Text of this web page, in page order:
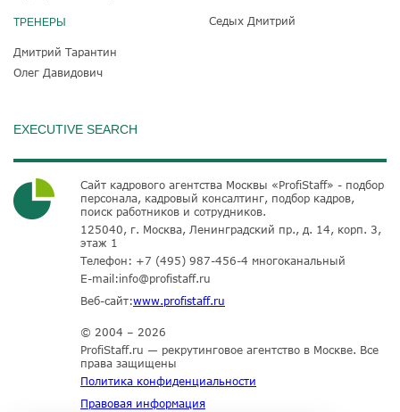
ТРЕНЕРЫ
Дмитрий Тарантин
Олег Давидович
Седых Дмитрий
EXECUTIVE SEARCH
Сайт кадрового агентства Москвы «ProfiStaff» - подбор
персонала, кадровый консалтинг, подбор кадров,
поиск работников и сотрудников.
125040, г. Москва, Ленинградский пр., д. 14, корп. 3,
этаж 1
Телефон: +7 (495) 987-456-4 многоканальный
E-mail:info@profistaff.ru
Веб-сайт:www.profistaff.ru
© 2004 – 2026
ProfiStaff.ru — рекрутинговое агентство в Москве. Все
права защищены
Политика конфиденциальности
Правовая информация